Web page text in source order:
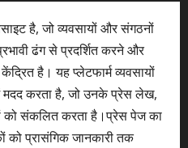
है, जो व्यवसायों और संगठनों
ढंग से प्रदर्शित करने और
है। यह प्लेटफार्म व्यवसायों
करता है, जो उनके प्रेस लेख,
को संकलित करता है।प्रेस पेज का
को प्रासंगिक जानकारी तक